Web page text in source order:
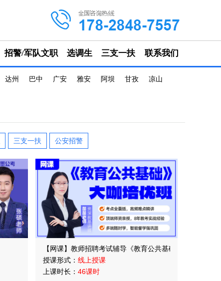
招警/军队文职 选调生 三支一扶 联系我们
达州 巴中 广安 雅安 阿坝 甘孜 凉山
三支一扶 公安招警
【网课】教师招聘考试辅导《教育公共基础》大咖培优班
授课形式： 线上授课
上课时长： 46课时